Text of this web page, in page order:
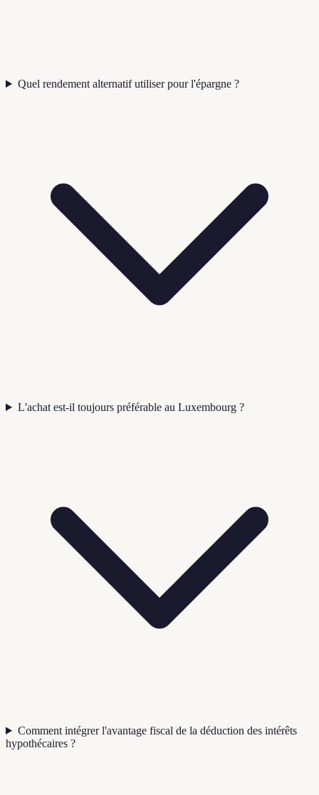
Quel rendement alternatif utiliser pour l'épargne ?
L'achat est-il toujours préférable au Luxembourg ?
Comment intégrer l'avantage fiscal de la déduction des intérêts
hypothécaires ?